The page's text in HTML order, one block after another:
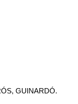
GUINARDÓ.